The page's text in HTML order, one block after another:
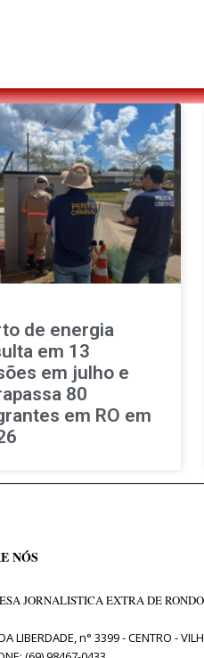
de energia
em 13
em julho e
80
em RO em
NÓS
JORNALISTICA EXTRA DE
LIBERDADE, n° 3399 - CENTRO -